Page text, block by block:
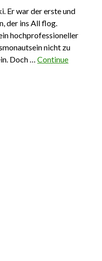
Er war der erste und
der ins All flog.
hochprofessioneller
nicht zu
Doch …Continue